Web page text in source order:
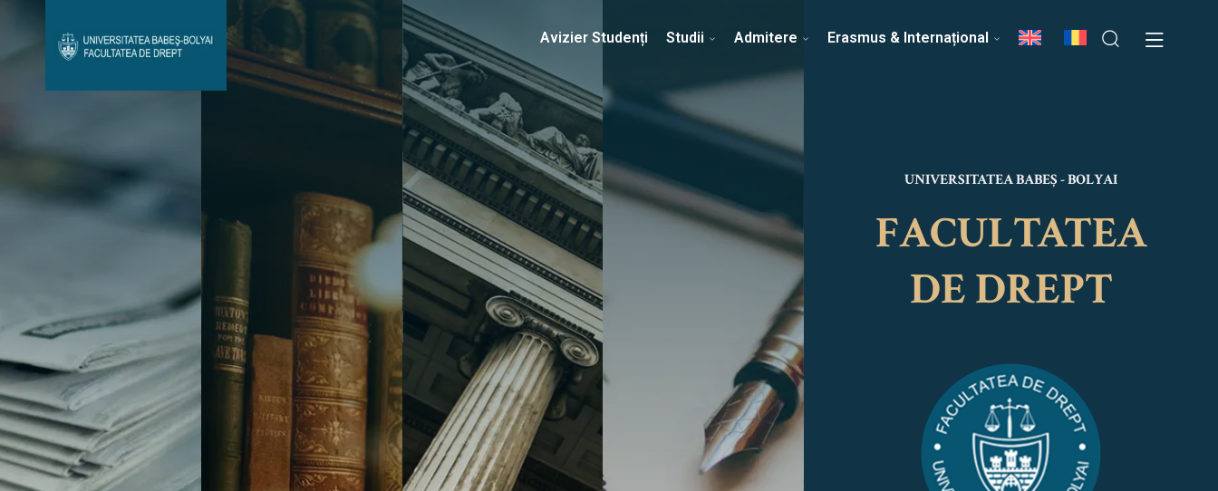
Avizier Studenți Admitere Erasmus & Internațional Despre Facultate Știri Echipa Facultății
Contact
Avizier Studenți Studii Admitere Erasmus & Internațional
UNIVERSITATEA BABEȘ - BOLYAI
FACULTATEA
DE DREPT